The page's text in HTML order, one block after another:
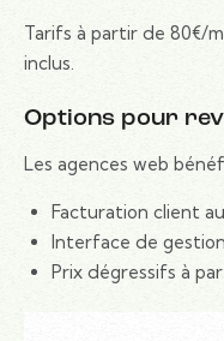
Tarifs à partir de 80€/
inclus.
Options pour
Les agences web
Facturation client
Interface de
Prix dégressifs à